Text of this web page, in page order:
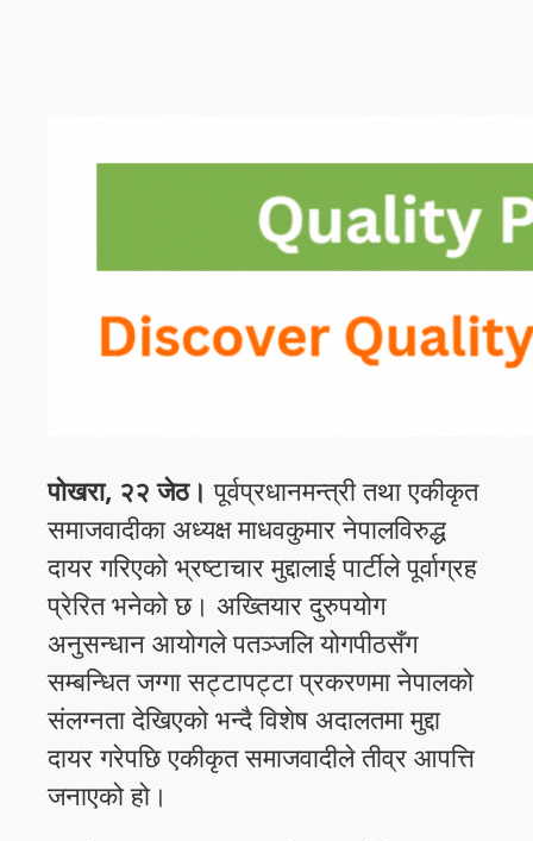
पोखरा, २२ जेठ। पूर्वप्रधानमन्त्री तथा एकीकृत
समाजवादीका अध्यक्ष माधवकुमार नेपालविरुद्ध
दायर गरिएको भ्रष्टाचार मुद्दालाई पार्टीले पूर्वाग्रह
प्रेरित भनेको छ। अख्तियार दुरुपयोग
अनुसन्धान आयोगले पतञ्जलि योगपीठसँग
सम्बन्धित जग्गा सट्टापट्टा प्रकरणमा नेपालको
संलग्नता देखिएको भन्दै विशेष अदालतमा मुद्दा
दायर गरेपछि एकीकृत समाजवादीले तीव्र आपत्ति
जनाएको हो।